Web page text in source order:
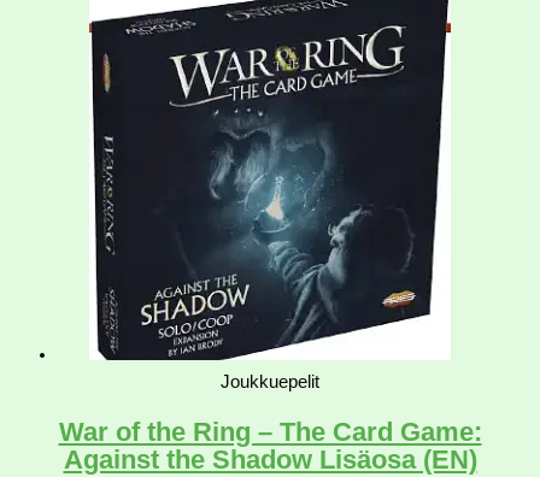
Joukkuepelit
War of the Ring – The Card Game:
Against the Shadow Lisäosa (EN)